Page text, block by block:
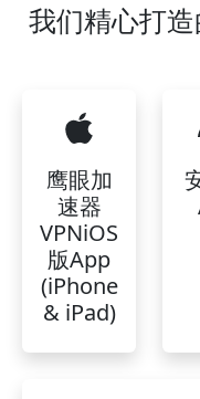
我们精心打
鹰眼加
速器
VPNiOS
版App
(iPhone
& iPad)